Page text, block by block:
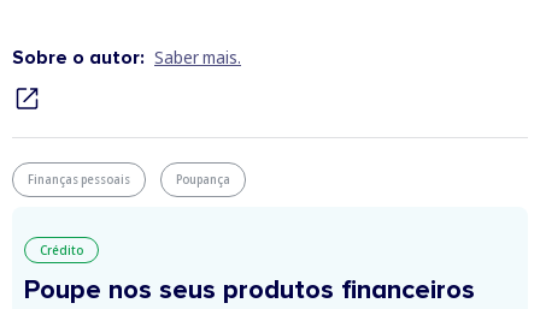
Sobre o autor: Saber mais.
Finanças pessoais Poupança
Crédito
Poupe nos seus produtos financeiros